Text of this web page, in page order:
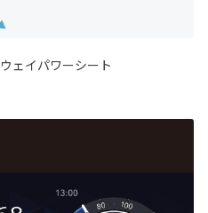
ェイパワーシート